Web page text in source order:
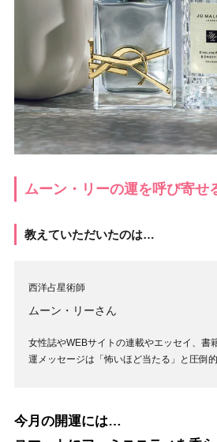
ムーン・リーの運を呼び寄せ
教えていただいたのは…
西洋占星術師
ムーン・リーさん
女性誌やWEBサイトの連載やエッセイ、書
運メッセージは「怖いほど当たる」と圧倒
今月の開運には…